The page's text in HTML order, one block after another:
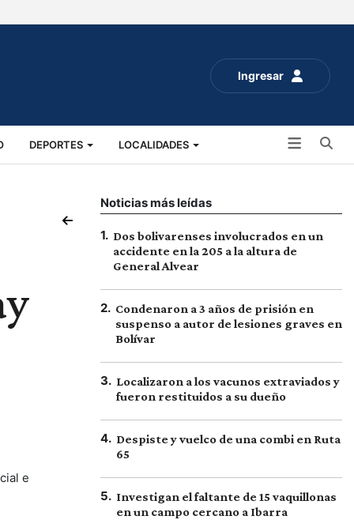
Ingresar
DEPORTES LOCALIDADES
e
Noticias más leídas
1. Dos bolivarenses involucrados en un
accidente en la 205 a la altura de
General Alvear
2. Condenaron a 3 años de prisión en
suspenso a autor de lesiones graves en
Bolívar
3. Localizaron a los vacunos extraviados y
fueron restituidos a su dueño
4. Despiste y vuelco de una combi en Ruta
65
5. Investigan el faltante de 15 vaquillonas
en un campo cercano a Ibarra